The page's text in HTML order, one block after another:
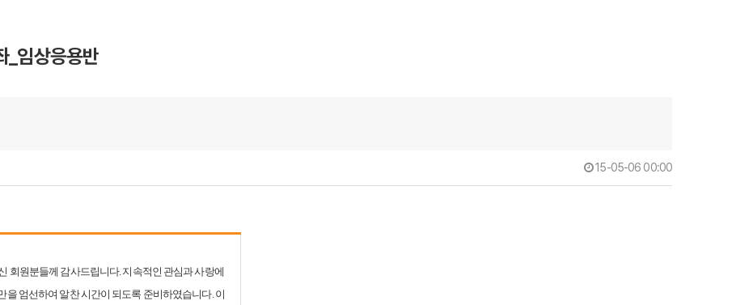
_임상응용반
15-05-06 00:00
회원분들께 감사드립니다. 지속적인 관심과 사랑에
엄선하여 알찬 시간이 되도록 준비하였습니다. 이